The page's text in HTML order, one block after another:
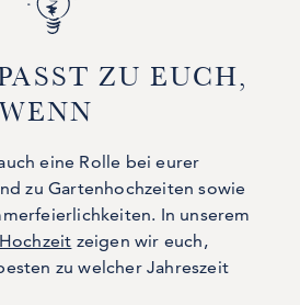
ZU EUCH,
WENN
eine Rolle bei eurer
zu Gartenhochzeiten sowie
In unserem
zeigen wir euch,
zu welcher Jahreszeit